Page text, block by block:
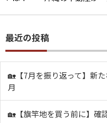
最近の投稿
🏡【7月を振り返って】新
月
🏡【旗竿地を買う前に】確